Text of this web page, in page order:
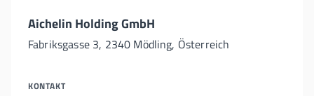
Aichelin Holding GmbH
Fabriksgasse 3, 2340 Mödling, Österreich
KONTAKT